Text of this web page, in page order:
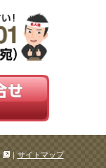
｜ サイトマップ